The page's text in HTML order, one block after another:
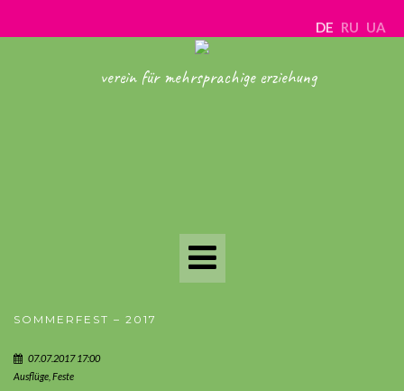
DE RU UA
verein für mehrsprachige erziehung
Toggle
Navigation
SOMMERFEST – 2017
07.07.2017 17:00
Ausflüge Feste